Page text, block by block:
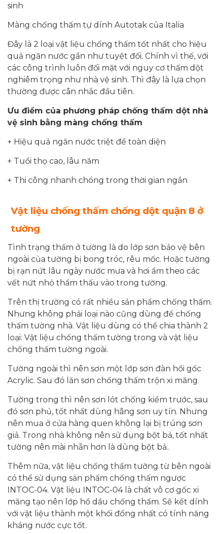
sinh
Màng chống thấm tự dính Autotak của Italia
Đây là 2 loại vật liệu chống thấm tốt nhất cho hiệu
quả ngăn nước gần như tuyệt đối. Chính vì thế, với
các công trình luôn đối mặt với nguy cơ thấm dột
nghiêm trọng như nhà vệ sinh. Thì đây là lựa chọn
thường được cân nhắc đầu tiên.
Ưu điểm của phương pháp chống thấm dột nhà
vệ sinh bằng màng chống thấm
+ Hiệu quả ngăn nước triệt để toàn diện
+ Tuổi thọ cao, lâu năm
+ Thi công nhanh chóng trong thời gian ngắn
Vật liệu chống thấm chống dột quận 8 ở
tường
Tình trạng thấm ở tường là do lớp sơn bảo vệ bên
ngoài của tường bị bong tróc, rêu mốc. Hoặc tường
bị rạn nứt lâu ngày nước mưa và hơi ẩm theo các
vết nứt nhỏ thẩm thấu vào trong tường.
Trên thị trường có rất nhiều sản phẩm chống thấm.
Nhưng không phải loại nào cũng dùng để chống
thấm tường nhà. Vật liệu dùng có thể chia thành 2
loại: Vật liệu chống thấm tường trong và vật liệu
chống thấm tường ngoài.
Tường ngoài thì nên sơn một lớp sơn đàn hồi gốc
Acrylic. Sau đó lăn sơn chống thấm trộn xi măng.
Tường trong thì nên sơn lót chống kiềm trước, sau
đó sơn phủ, tốt nhất dùng hãng sơn uy tín. Nhưng
nên mua ở cửa hàng quen không lại bị trúng sơn
giả. Trong nhà không nên sử dụng bột bả, tốt nhất
tường nên mài nhẵn hơn là dùng bột bả..
Thêm nữa, vật liệu chống thấm tường từ bên ngoài
có thể sử dụng sản phẩm chống thấm ngược
INTOC-04. Vật liệu INTOC-04 là chất vô cơ gốc xi
măng tạo nên lớp hồ dầu chống thấm. Sẽ kết dính
với vật liệu thành một khối đồng nhất có tính năng
kháng nước cực tốt.